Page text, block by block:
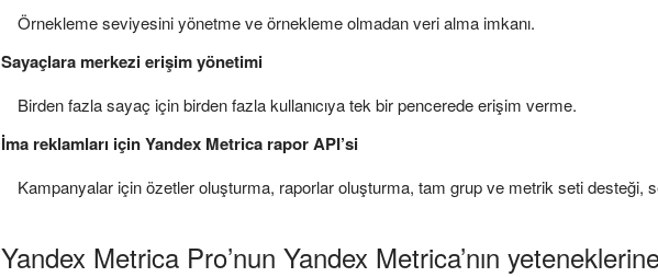
Örnekleme seviyesini yönetme ve örnekleme olmadan veri alma imkanı.
Sayaçlara merkezi erişim yönetimi
Birden fazla sayaç için birden fazla kullanıcıya tek bir pencerede erişim verme.
İma reklamları için Yandex Metrica rapor API’si
Kampanyalar için özetler oluşturma, raporlar oluşturma, tam grup ve metrik seti desteği,
Yandex Metrica Pro’nun Yandex Metrica’nın